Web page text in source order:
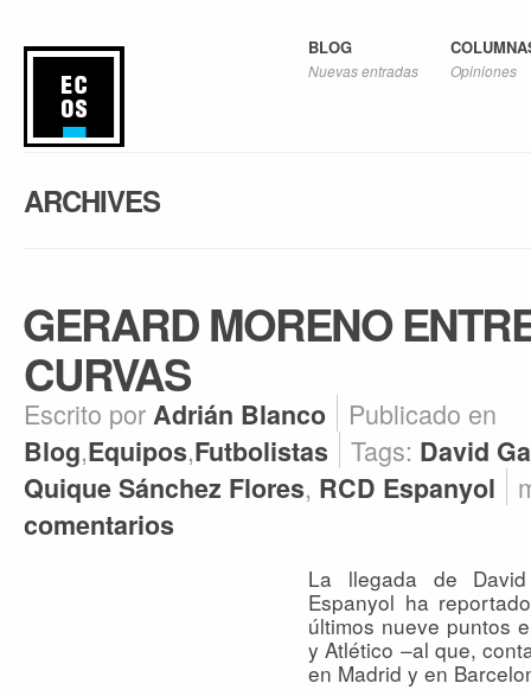
BLOG
Nuevas entradas Opiniones
ARCHIVES
GERARD MORENO
CURVAS
Escrito porAdrián Blanco
Publicado en
Blog,Equipos,Futbolistas Tags: David
Quique Sánchez Flores, RCD Espanyol
comentarios
La llegada de
Espanyol ha
últimos nueve puntos
y Atlético –al que,
en Madrid y en